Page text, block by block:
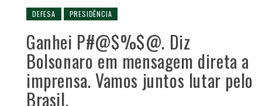
DEFESA PRESIDÊNCIA
Ganhei P#@$%$@. Diz
Bolsonaro em mensagem direta a
imprensa. Vamos juntos lutar pelo
Brasil.